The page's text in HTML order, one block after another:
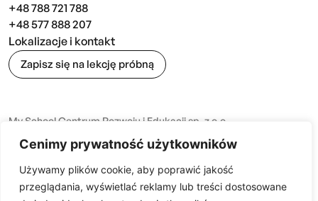
Cenimy prywatność użytkowników
Używamy plików cookie, aby poprawić jakość
przeglądania, wyświetlać reklamy lub treści dostosowane
+48 788 721 788
+48 577 888 207
Lokalizacje i kontakt
Zapisz się na lekcję próbną
My School Centrum Rozwoju i Edukacji sp. z o.o.
NIP: 668 202 12 14 REGON: 54 441436 4